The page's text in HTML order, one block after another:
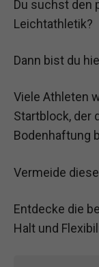
Du suchst den
Leichtathletik?
Dann bist du
Viele Athleten
Startblock, der
Bodenhaftung
Vermeide
Entdecke die
Halt und